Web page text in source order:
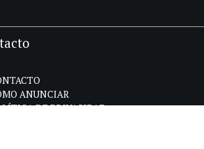
ANUNCIAR
DE PRIVACIDAD